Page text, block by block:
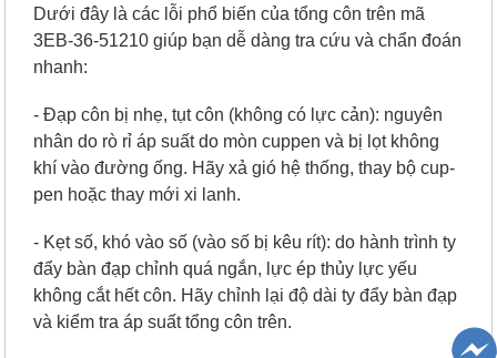
Dưới đây là các lỗi phổ biến của tổng côn trên mã
3EB-36-51210 giúp bạn dễ dàng tra cứu và chẩn đoán
nhanh:
- Đạp côn bị nhẹ, tụt côn (không có lực cản): nguyên
nhân do rò rỉ áp suất do mòn cuppen và bị lọt không
khí vào đường ống. Hãy xả gió hệ thống, thay bộ cup-
pen hoặc thay mới xi lanh.
- Kẹt số, khó vào số (vào số bị kêu rít): do hành trình ty
đẩy bàn đạp chỉnh quá ngắn, lực ép thủy lực yếu
không cắt hết côn. Hãy chỉnh lại độ dài ty đẩy bàn đạp
và kiểm tra áp suất tổng côn trên.